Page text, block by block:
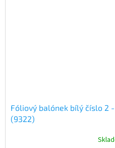
Fóliový balónek bílý číslo 2
(9322)